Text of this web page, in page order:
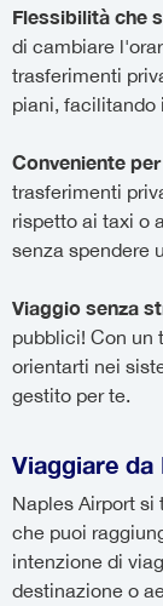
Flessibilità che
di cambiare
trasferimenti
piani, facilitando
Conveniente
trasferimenti
rispetto ai taxi o
senza spendere
Viaggio senza
pubblici! Con un
orientarti nei
gestito per te.
Viaggiare
Naples Airport si
che puoi
intenzione di
destinazione o